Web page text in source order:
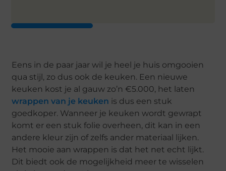
Eens in de paar jaar wil je heel je huis omgooien
qua stijl, zo dus ook de keuken. Een nieuwe
keuken kost je al gauw zo’n €5.000, het laten
wrappen van je keuken is dus een stuk
goedkoper. Wanneer je keuken wordt gewrapt
komt er een stuk folie overheen, dit kan in een
andere kleur zijn of zelfs ander materiaal lijken.
Het mooie aan wrappen is dat het net echt lijkt.
Dit biedt ook de mogelijkheid meer te wisselen